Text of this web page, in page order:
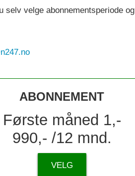
selv velge abonnementsperiode og
ABONNEMENT
Første måned 1,-
990,- /12 mnd.
VELG